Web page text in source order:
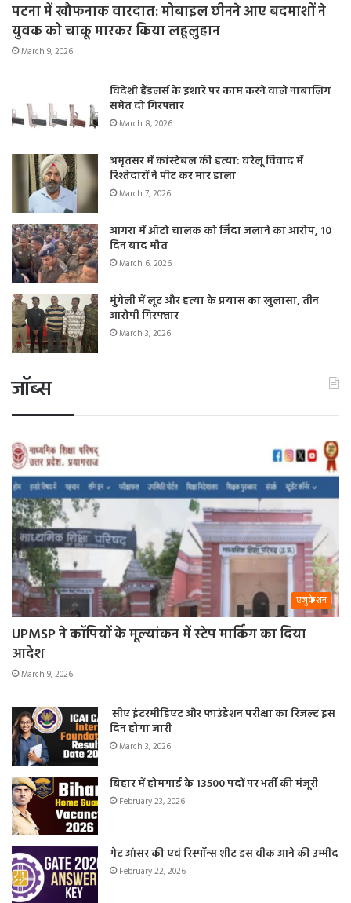
पटना में खौफनाक वारदात: मोबाइल छीनने आए बदमाशों ने
युवक को चाकू मारकर किया लहूलुहान
March 9, 2026
विदेशी हैंडलर्स के इशारे पर काम करने वाले नाबालिग
समेत दो गिरफ्तार
March 8, 2026
अमृतसर में कांस्टेबल की हत्या: घरेलू विवाद में
रिश्तेदारों ने पीट कर मार डाला
March 7, 2026
आगरा में ऑटो चालक को जिंदा जलाने का आरोप, 10
दिन बाद मौत
March 6, 2026
मुंगेली में लूट और हत्या के प्रयास का खुलासा, तीन
आरोपी गिरफ्तार
March 3, 2026
जॉब्स
एजुकेशन
UPMSP ने कॉपियों के मूल्यांकन में स्टेप मार्किंग का दिया
आदेश
March 9, 2026
सीए इंटरमीडिएट और फाउंडेशन परीक्षा का रिजल्ट इस
दिन होगा जारी
March 3, 2026
बिहार में होमगार्ड के 13500 पदों पर भर्ती की मंजूरी
February 23, 2026
गेट आंसर की एवं रिस्पॉन्स शीट इस वीक आने की उम्मीद
February 22, 2026